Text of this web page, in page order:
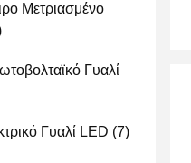
Μετριασμένο
Γυαλί
Γυαλί LED (7)